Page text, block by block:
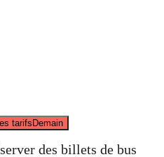
tarifsDemain
des billets de bus